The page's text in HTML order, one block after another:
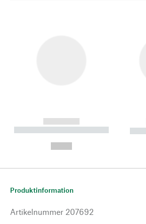
------------
----------- ----------- --------
Produktinformation
Artikelnummer 207692